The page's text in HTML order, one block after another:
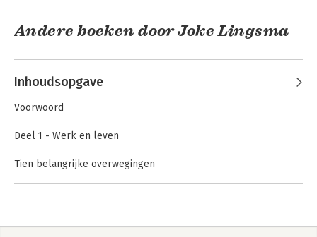
Enjoy your life F*ck
the stress
Enjoy your life F*ck
Andere boeken door Joke Lingsma
Inhoudsopgave
Voorwoord
Deel 1 - Werk en leven
Tien belangrijke overwegingen